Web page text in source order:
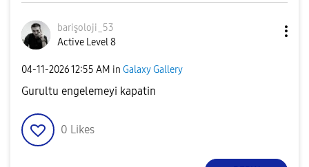
barişoloji_53
Active Level 8
‎04-11-202612:55 AM in Galaxy Gallery
Gurultu engelemeyi kapatin
0 Likes